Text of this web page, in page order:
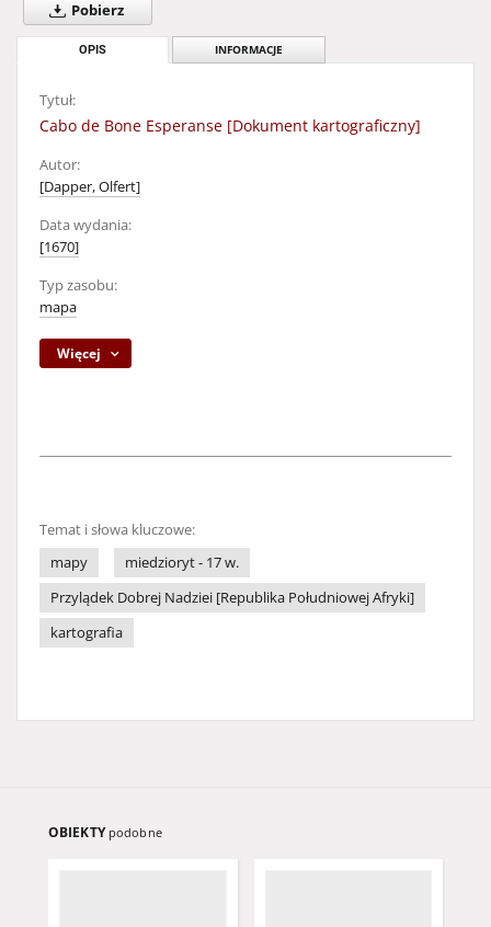
Pobierz
OPIS INFORMACJE
Tytuł:
Cabo de Bone Esperanse [Dokument kartograficzny]
Autor:
[Dapper, Olfert]
Data wydania:
[1670]
Typ zasobu:
mapa
Więcej
Temat i słowa kluczowe:
mapy
miedzioryt - 17 w.
Przylądek Dobrej Nadziei [Republika Południowej Afryki]
kartografia
OBIEKTY podobne